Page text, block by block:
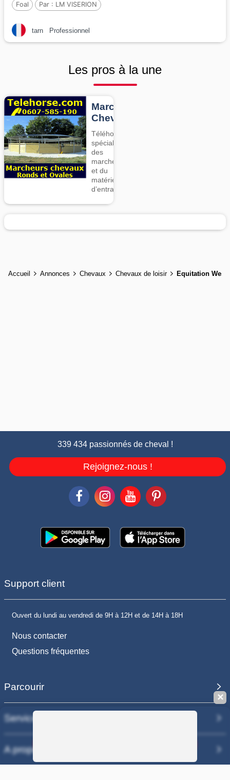
Foal
Par : LM VISERION
tarn Professionnel
Les pros à la une
Marcheurs
Chevaux
Téléhorse,
spécialiste
des
marcheurs
et du
matériel
d’entrainement
Accueil Annonces Chevaux Chevaux de loisir Equitation
339 434 passionnés de cheval !
Rejoignez-nous !
Support client
Ouvert du lundi au vendredi de 9H à 12H et de 14H à 18H
Nous contacter
Questions fréquentes
Parcourir
Services
A propos
✕